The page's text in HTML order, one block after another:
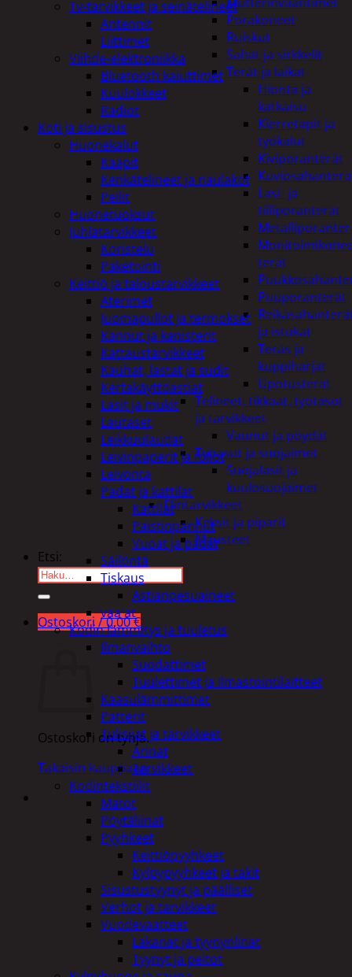
Porakoneet
Ruiskut
Sahat ja sirkkelit
Terät ja laikat
Hionta ja
katkaisu
Kierretapit ja
työkalut
Kiviporanterät
Kuviosahanterä
Lasi- ja
tiiliporanterät
terät
Puuporanterät
ja istukat
Teräs ja
kuppiharjat
Upotusterät
Telineet, tikkaat, työtasot
ja tarvikkeet
Vaunut ja pöydät
Työasut ja suojaimet
Suojalasit ja
kuulosuojaimet
Elintarvikkeet
Keksit ja piparit
Mausteet
Etsi:
Ostoskori /0,00€
Ostoskori
Ostoskori on tyhjä.
Takaisin kauppaan
Tv-tarvikkeet ja seinätelineet
Antennit
Liittimet
Viihde-elektroniikka
Bluetooth kaiuttimet
Kuulokkeet
Radiot
Koti ja sisustus
Huonekalut
Kaapit
Kenkätelineet ja naulakot
Peilit
Huonetuoksut
Juhlatarvikkeet
Koristelu
Paketointi
Keittiö ja taloustarvikkeet
Aterimet
Juomapullot ja termokset
Kannut ja kanisterit
Kattaustarvikkeet
Kauhat, lastat ja sudit
Kertakäyttöastiat
Lasit ja mukit
Lautaset
Leikkuulaudat
Leivinpaperit ja foliot
Leivonta
Padat ja kattilat
Kattilat
Paistinpannut
Vuoat ja padat
Säilöntä
Tiskaus
Astianpesuaineet
vaa'at
Kodin lämmitys ja tuuletus
Ilmanvaihto
Suodattimet
Tuulettimet ja Ilmastointilaitteet
Kaasulämmittimet
Patterit
Tulisijat ja tarvikkeet
Arinat
Tarvikkeet
Kodintekstiilit
Matot
Pöytäliinat
Pyyhkeet
Keittiöpyyhkeet
Kylpypyyhkeet ja takit
Sisustustyynyt ja päälliset
Verhot ja tarvikkeet
Vuodevaatteet
Lakanat ja tyynynlinat
Tyynyt ja peitot